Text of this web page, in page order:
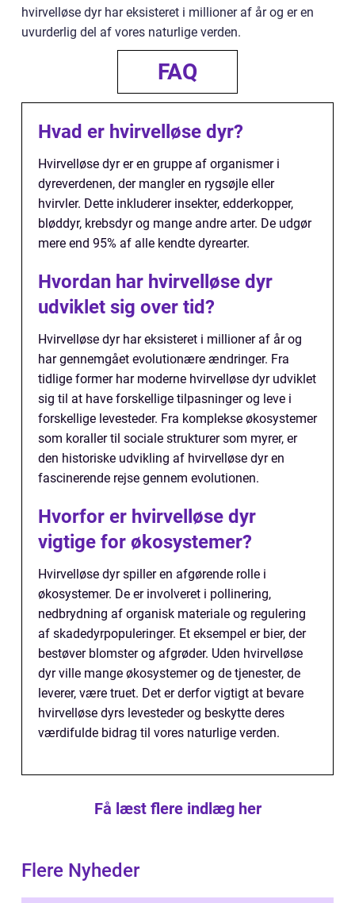
hvirvelløse dyr har eksisteret i millioner af år og er en
uvurderlig del af vores naturlige verden.
FAQ
Hvad er hvirvelløse dyr?
Hvirvelløse dyr er en gruppe af organismer i
dyreverdenen, der mangler en rygsøjle eller
hvirvler. Dette inkluderer insekter, edderkopper,
bløddyr, krebsdyr og mange andre arter. De udgør
mere end 95% af alle kendte dyrearter.
Hvordan har hvirvelløse dyr
udviklet sig over tid?
Hvirvelløse dyr har eksisteret i millioner af år og
har gennemgået evolutionære ændringer. Fra
tidlige former har moderne hvirvelløse dyr udviklet
sig til at have forskellige tilpasninger og leve i
forskellige levesteder. Fra komplekse økosystemer
som koraller til sociale strukturer som myrer, er
den historiske udvikling af hvirvelløse dyr en
fascinerende rejse gennem evolutionen.
Hvorfor er hvirvelløse dyr
vigtige for økosystemer?
Hvirvelløse dyr spiller en afgørende rolle i
økosystemer. De er involveret i pollinering,
nedbrydning af organisk materiale og regulering
af skadedyrpopuleringer. Et eksempel er bier, der
bestøver blomster og afgrøder. Uden hvirvelløse
dyr ville mange økosystemer og de tjenester, de
leverer, være truet. Det er derfor vigtigt at bevare
hvirvelløse dyrs levesteder og beskytte deres
værdifulde bidrag til vores naturlige verden.
Få læst flere indlæg her
Flere Nyheder